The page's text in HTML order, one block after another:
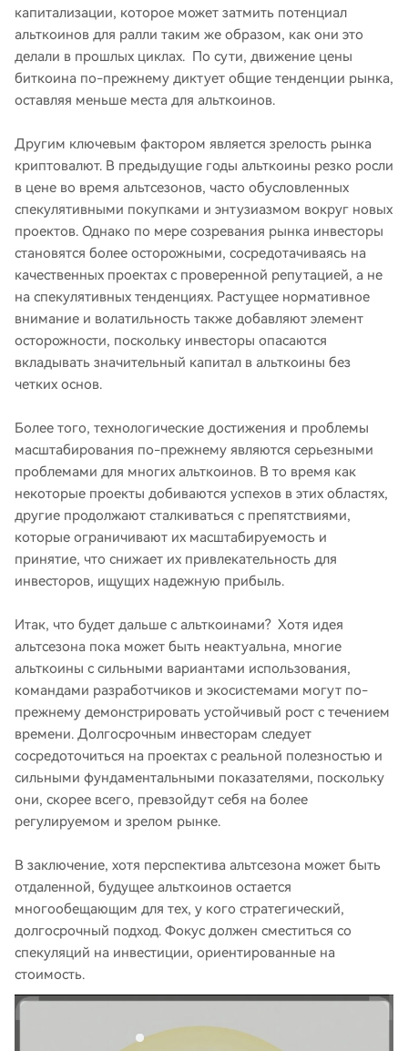
капитализации, которое может затмить потенциал
альткоинов для ралли таким же образом, как они это
делали в прошлых циклах. По сути, движение цены
биткоина по-прежнему диктует общие тенденции рынка,
оставляя меньше места для альткоинов.
Другим ключевым фактором является зрелость рынка
криптовалют. В предыдущие годы альткоины резко росли
в цене во время альтсезонов, часто обусловленных
спекулятивными покупками и энтузиазмом вокруг новых
проектов. Однако по мере созревания рынка инвесторы
становятся более осторожными, сосредотачиваясь на
качественных проектах с проверенной репутацией, а не
на спекулятивных тенденциях. Растущее нормативное
внимание и волатильность также добавляют элемент
осторожности, поскольку инвесторы опасаются
вкладывать значительный капитал в альткоины без
четких основ.
Более того, технологические достижения и проблемы
масштабирования по-прежнему являются серьезными
проблемами для многих альткоинов. В то время как
некоторые проекты добиваются успехов в этих областях,
другие продолжают сталкиваться с препятствиями,
которые ограничивают их масштабируемость и
принятие, что снижает их привлекательность для
инвесторов, ищущих надежную прибыль.
Итак, что будет дальше с альткоинами? Хотя идея
альтсезона пока может быть неактуальна, многие
альткоины с сильными вариантами использования,
командами разработчиков и экосистемами могут по-
прежнему демонстрировать устойчивый рост с течением
времени. Долгосрочным инвесторам следует
сосредоточиться на проектах с реальной полезностью и
сильными фундаментальными показателями, поскольку
они, скорее всего, превзойдут себя на более
регулируемом и зрелом рынке.
В заключение, хотя перспектива альтсезона может быть
отдаленной, будущее альткоинов остается
многообещающим для тех, у кого стратегический,
долгосрочный подход. Фокус должен сместиться со
спекуляций на инвестиции, ориентированные на
стоимость.